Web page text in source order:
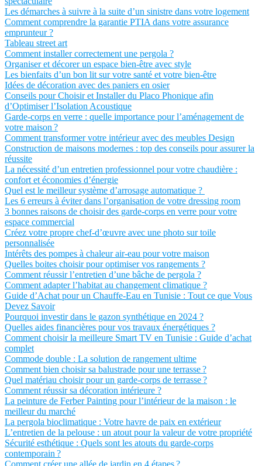
Les démarches à suivre à la suite d’un sinistre dans votre logement
Comment comprendre la garantie PTIA dans votre assurance
emprunteur ?
Tableau street art
Comment installer correctement une pergola ?
Organiser et décorer un espace bien-être avec style
Les bienfaits d’un bon lit sur votre santé et votre bien-être
Idées de décoration avec des paniers en osier
Conseils pour Choisir et Installer du Placo Phonique afin
d’Optimiser l’Isolation Acoustique
Garde-corps en verre : quelle importance pour l’aménagement de
votre maison ?
Comment transformer votre intérieur avec des meubles Design
Construction de maisons modernes : top des conseils pour assurer la
réussite
La nécessité d’un entretien professionnel pour votre chaudière :
confort et économies d’énergie
Quel est le meilleur système d’arrosage automatique ?
Les 6 erreurs à éviter dans l’organisation de votre dressing room
3 bonnes raisons de choisir des garde-corps en verre pour votre
espace commercial
Créez votre propre chef-d’œuvre avec une photo sur toile
personnalisée
Intérêts des pompes à chaleur air-eau pour votre maison
Quelles boites choisir pour optimiser vos rangements ?
Comment réussir l’entretien d’une bâche de pergola ?
Comment adapter l’habitat au changement climatique ?
Guide d’Achat pour un Chauffe-Eau en Tunisie : Tout ce que Vous
Devez Savoir
Pourquoi investir dans le gazon synthétique en 2024 ?
Quelles aides financières pour vos travaux énergétiques ?
Comment choisir la meilleure Smart TV en Tunisie : Guide d’achat
complet
Commode double : La solution de rangement ultime
Comment bien choisir sa balustrade pour une terrasse ?
Quel matériau choisir pour un garde-corps de terrasse ?
Comment réussir sa décoration intérieure ?
La peinture de Ferber Painting pour l’intérieur de la maison : le
meilleur du marché
La pergola bioclimatique : Votre havre de paix en extérieur
L’entretien de la pelouse : un atout pour la valeur de votre propriété
Sécurité esthétique : Quels sont les atouts du garde-corps
contemporain ?
Comment créer une allée de jardin en 4 étapes ?